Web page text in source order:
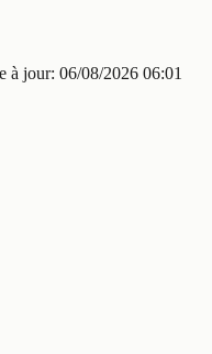
à jour: 06/08/2026 06:01